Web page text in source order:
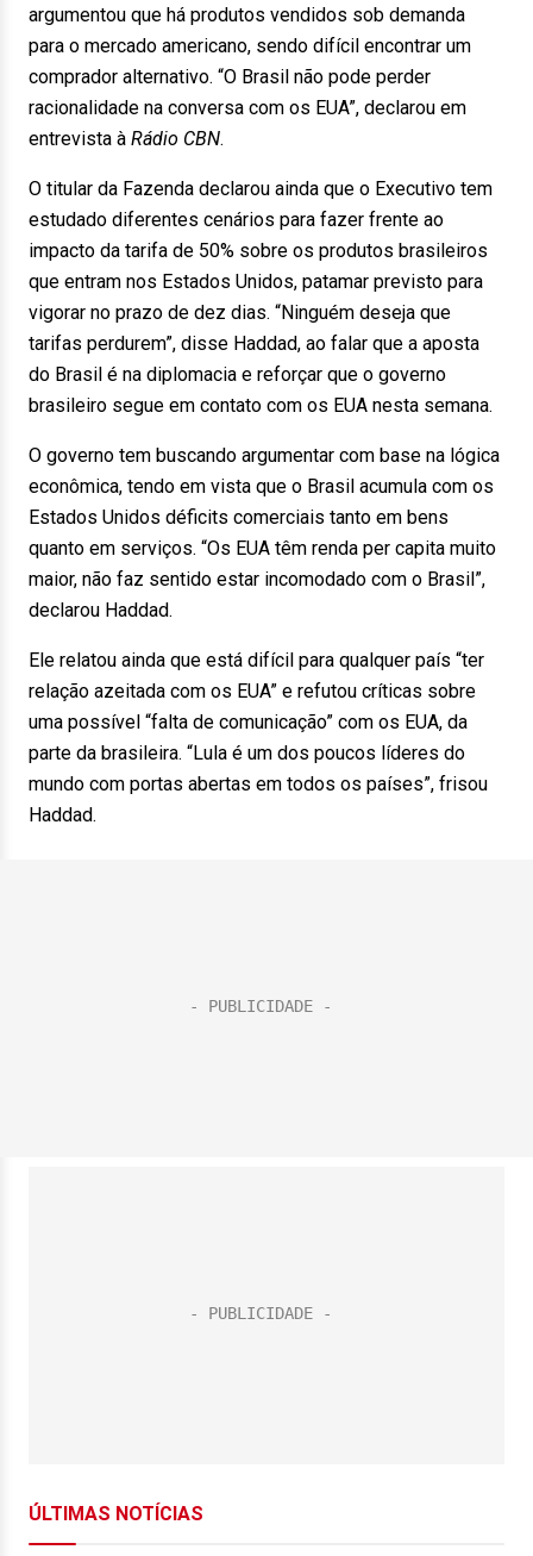
argumentou que há produtos vendidos sob demanda
para o mercado americano, sendo difícil encontrar um
comprador alternativo. “O Brasil não pode perder
racionalidade na conversa com os EUA”, declarou em
entrevista à Rádio CBN.
O titular da Fazenda declarou ainda que o Executivo tem
estudado diferentes cenários para fazer frente ao
impacto da tarifa de 50% sobre os produtos brasileiros
que entram nos Estados Unidos, patamar previsto para
vigorar no prazo de dez dias. “Ninguém deseja que
tarifas perdurem”, disse Haddad, ao falar que a aposta
do Brasil é na diplomacia e reforçar que o governo
brasileiro segue em contato com os EUA nesta semana.
O governo tem buscando argumentar com base na lógica
econômica, tendo em vista que o Brasil acumula com os
Estados Unidos déficits comerciais tanto em bens
quanto em serviços. “Os EUA têm renda per capita muito
maior, não faz sentido estar incomodado com o Brasil”,
declarou Haddad.
Ele relatou ainda que está difícil para qualquer país “ter
relação azeitada com os EUA” e refutou críticas sobre
uma possível “falta de comunicação” com os EUA, da
parte da brasileira. “Lula é um dos poucos líderes do
mundo com portas abertas em todos os países”, frisou
Haddad.